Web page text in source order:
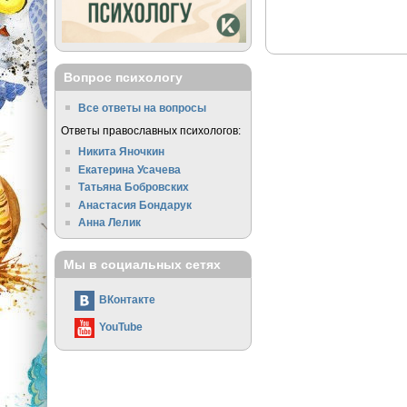
Вопрос психологу
Все ответы на вопросы
Ответы православных психологов:
Никита Яночкин
Екатерина Усачева
Татьяна Бобровских
Анастасия Бондарук
Анна Лелик
Мы в социальных сетях
ВКонтакте
YouTube